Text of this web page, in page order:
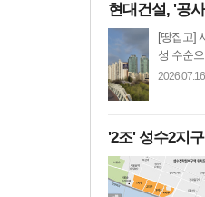
현대건설, '공
[땅집고]
성 수순
'2조' 성수2지